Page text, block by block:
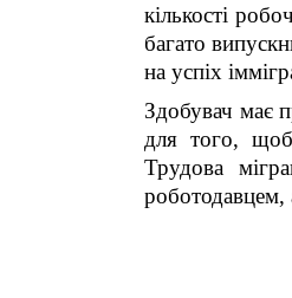
кількості
багато
на успіх
Здобувач має
для того,
Трудова
роботодавцем,